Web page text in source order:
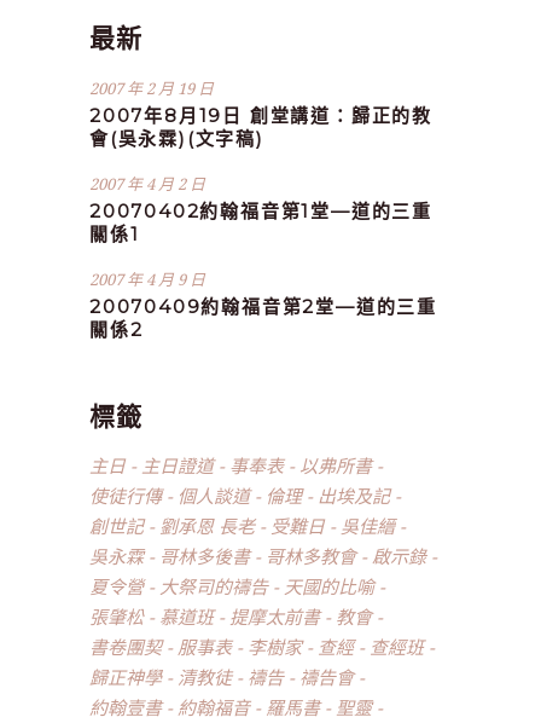
最新
2007 年 2 月 19 日
2007年8月19日 創堂講道：歸正的教
會(吳永霖)(文字稿)
2007 年 4 月 2 日
20070402約翰福音第1堂—道的三重
關係1
2007 年 4 月 9 日
20070409約翰福音第2堂—道的三重
關係2
標籤
主日 主日證道 事奉表
以弗所書
使徒行傳
個人談道 倫理
出埃及記
創世記
劉承恩 長老 受難日
吳佳縉
吳永霖
哥林多後書 哥林多教會
啟示錄
夏令營
大祭司的禱告
天國的比喻
張肇松
慕道班 提摩太前書
教會
書卷團契
服事表 李樹家 查經
查經班
歸正神學
清教徒 禱告
禱告會
約翰壹書
約翰福音 羅馬書
聖靈